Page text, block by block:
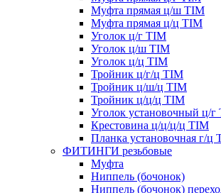
Муфта прямая ц/ш TIM
Муфта прямая ц/ц TIM
Уголок ц/г TIM
Уголок ц/ш TIM
Уголок ц/ц TIM
Тройник ц/г/ц TIM
Тройник ц/ш/ц TIM
Тройник ц/ц/ц TIM
Уголок установочный ц/г
Крестовина ц/ц/ц/ц TIM
Планка установочная г/ц
ФИТИНГИ резьбовые
Муфта
Ниппель (бочонок)
Ниппель (бочонок)